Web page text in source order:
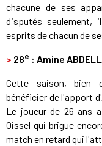
chacune de ses
disputés seulement,
esprits de chacun de
> 28e : Amine
Cette saison, bien
bénéficier de l'apport
Le joueur de 26 ans
Oissel qui brigue
match en retard qui